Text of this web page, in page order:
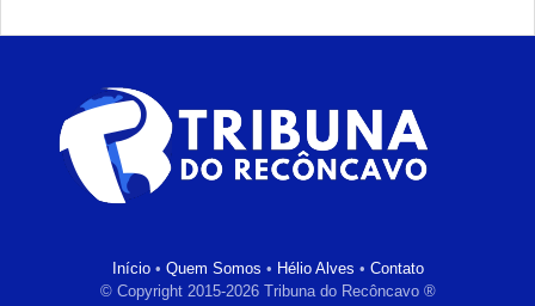
Início• Quem Somos • Hélio Alves • Contato
© Copyright 2015-2026 Tribuna do Recôncavo ®